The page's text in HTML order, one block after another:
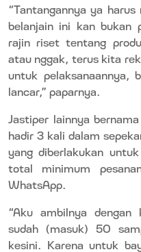
“Tantangannya ya
belanjain ini kan bukan
rajin riset tentang
atau nggak, terus kita
untuk pelaksanaannya,
lancar,” paparnya.
Jastiper lainnya
hadir 3 kali dalam
yang diberlakukan
total minimum
WhatsApp.
“Aku ambilnya dengan
sudah (masuk) 50
kesini. Karena untuk